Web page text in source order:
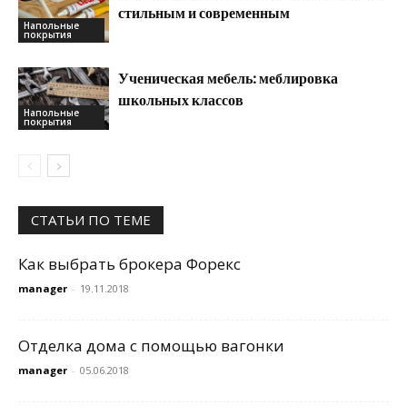
Напольные
покрытия
стильным и современным
Напольные
покрытия
Ученическая мебель: меблировка
школьных классов
СТАТЬИ ПО ТЕМЕ
Как выбрать брокера Форекс
manager - 19.11.2018
Отделка дома с помощью вагонки
manager - 05.06.2018